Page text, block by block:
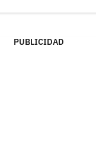
PUBLICIDAD